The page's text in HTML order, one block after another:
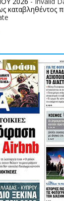
καταβληθέντος